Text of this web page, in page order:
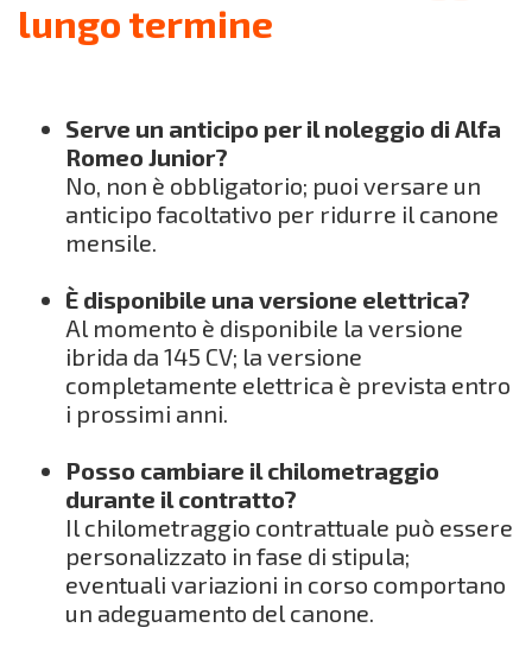
lungo termine
Serve un anticipo per il noleggio di Alfa
Romeo Junior?
No, non è obbligatorio; puoi versare un
anticipo facoltativo per ridurre il canone
mensile.
È disponibile una versione elettrica?
Al momento è disponibile la versione
ibrida da 145 CV; la versione
completamente elettrica è prevista entro
i prossimi anni.
Posso cambiare il chilometraggio
durante il contratto?
Il chilometraggio contrattuale può essere
personalizzato in fase di stipula;
eventuali variazioni in corso comportano
un adeguamento del canone.